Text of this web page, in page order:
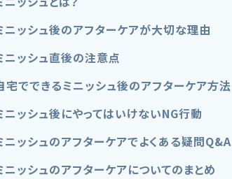
ニッシュ後のアフターケアが大切な理由
ニッシュ直後の注意点
宅でできるミニッシュ後のアフターケア方法
ニッシュ後にやってはいけないNG行動
ニッシュのアフターケアでよくある疑問Q&A
ニッシュのアフターケアについてのまとめ